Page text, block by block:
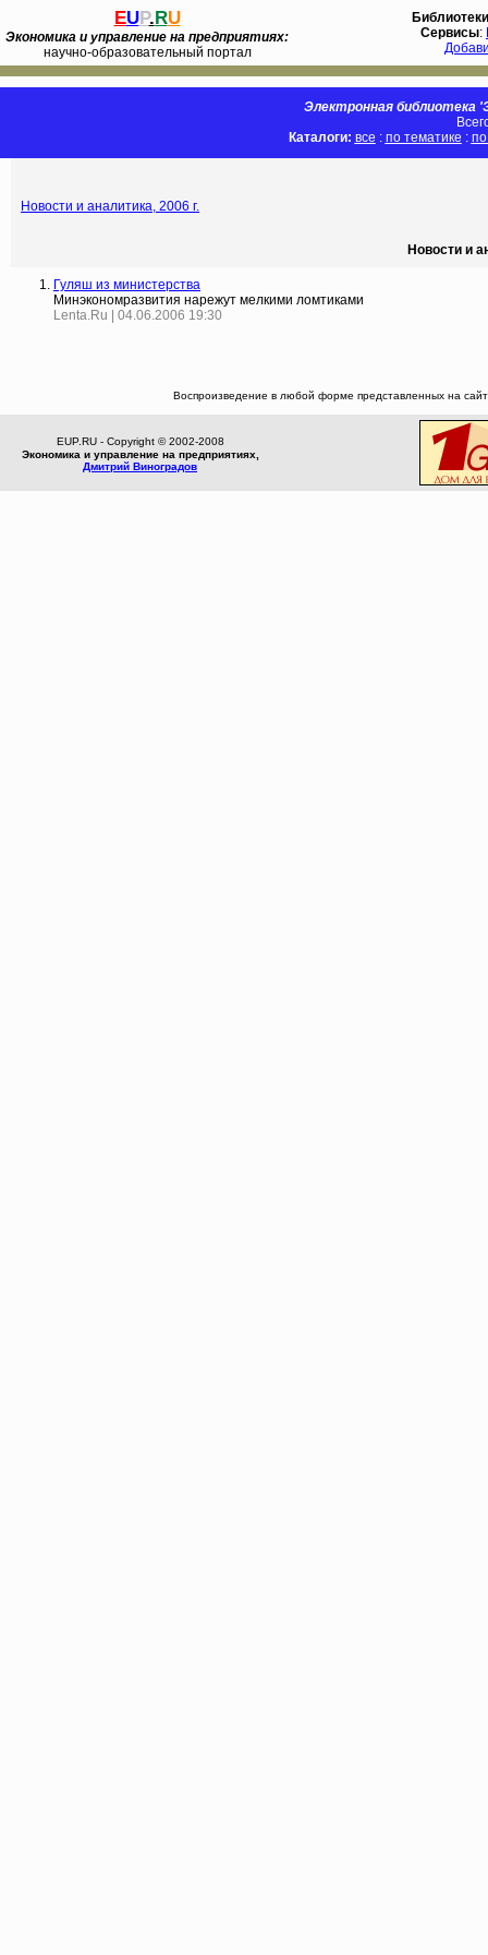
EUP.RU
Экономика и управление на предприятиях:
научно-образовательный портал
Библиотеки
Сервисы:
Электронная библиотека
Каталоги: все : по тематике :
Новости и аналитика, 2006 г.
Новости и
Гуляш из министерства
Минэкономразвития нарежут мелкими ломтиками
Lenta.Ru | 04.06.2006 19:30
Воспроизведение в любой форме представленных на
EUP.RU - Copyright © 2002-2008
Экономика и управление на предприятиях,
Дмитрий Виноградов